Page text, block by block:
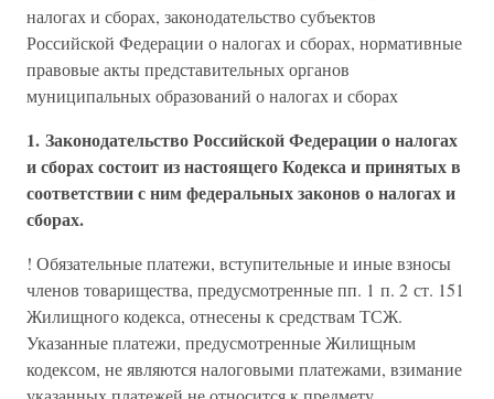
налогах и сборах, законодательство субъектов
Российской Федерации о налогах и сборах, нормативные
правовые акты представительных органов
муниципальных образований о налогах и сборах
1. Законодательство Российской Федерации о налогах
и сборах состоит из настоящего Кодекса и принятых в
соответствии с ним федеральных законов о налогах и
сборах.
! Обязательные платежи, вступительные и иные взносы
членов товарищества, предусмотренные пп. 1 п. 2 ст. 151
Жилищного кодекса, отнесены к средствам ТСЖ.
Указанные платежи, предусмотренные Жилищным
кодексом, не являются налоговыми платежами, взимание